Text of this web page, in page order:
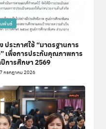
พันธ์
ระกาศใช้ “มาตรฐานการ
เพื่อการประกันคุณภาพการ
การศึกษา 2569
กรกฎาคม 2026